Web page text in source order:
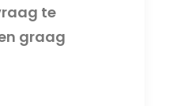
te
graag